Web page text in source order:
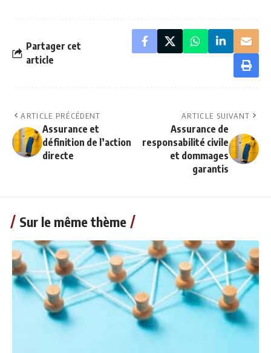
Partager cet
article
ARTICLE PRÉCÉDENT
Assurance et
définition de l’action
directe
ARTICLE SUIVANT
Assurance de
responsabilité civile
et dommages
garantis
Sur le même thème